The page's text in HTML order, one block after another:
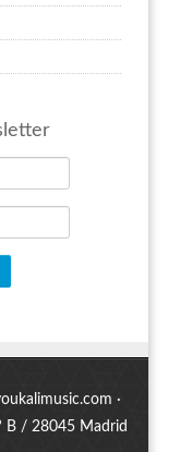
·
B / 28045 Madrid